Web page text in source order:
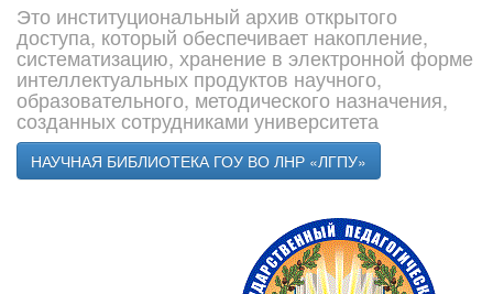
Это институциональный архив открытого
доступа, который обеспечивает накопление,
систематизацию, хранение в электронной форме
интеллектуальных продуктов научного,
образовательного, методического назначения,
созданных сотрудниками университета
НАУЧНАЯ БИБЛИОТЕКА ГОУ ВО ЛНР «ЛГПУ»